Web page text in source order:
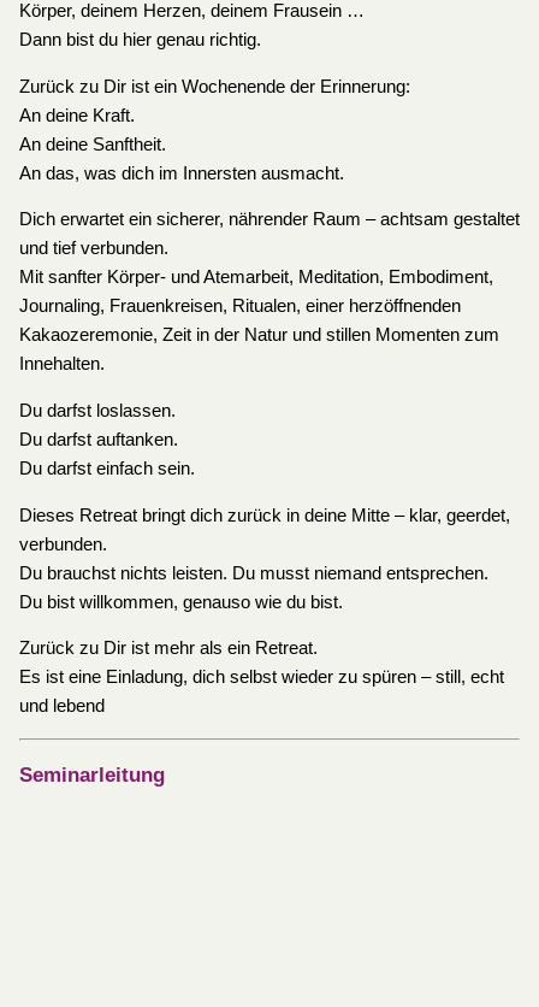
Körper, deinem Herzen, deinem Frausein …
Dann bist du hier genau richtig.
Zurück zu Dir ist ein Wochenende der Erinnerung:
An deine Kraft.
An deine Sanftheit.
An das, was dich im Innersten ausmacht.
Dich erwartet ein sicherer, nährender Raum – achtsam gestaltet
und tief verbunden.
Mit sanfter Körper- und Atemarbeit, Meditation, Embodiment,
Journaling, Frauenkreisen, Ritualen, einer herzöffnenden
Kakaozeremonie, Zeit in der Natur und stillen Momenten zum
Innehalten.
Du darfst loslassen.
Du darfst auftanken.
Du darfst einfach sein.
Dieses Retreat bringt dich zurück in deine Mitte – klar, geerdet,
verbunden.
Du brauchst nichts leisten. Du musst niemand entsprechen.
Du bist willkommen, genauso wie du bist.
Zurück zu Dir ist mehr als ein Retreat.
Es ist eine Einladung, dich selbst wieder zu spüren – still, echt
und lebend
Seminarleitung